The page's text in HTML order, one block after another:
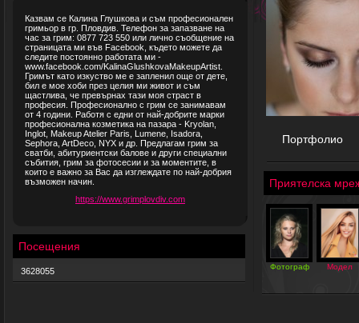
Казвам се Калина Глушкова и съм професионален
гримьор в гр. Пловдив. Телефон за запазване на
час за грим: 0877 723 550 или лично съобщение на
страницата ми във Facebook, където можете да
следите постоянно работата ми -
www.facebook.com/KalinaGlushkovaMakeupArtist.
Гримът като изкуство ме е запленил още от дете,
бил е мое хоби през целия ми живот и съм
щастлива, че превърнах тази моя страст в
професия. Професионално с грим се занимавам
от 4 години. Работя с едни от най-добрите марки
професионална козметика на пазара - Kryolan,
Inglot, Makeup Atelier Paris, Lumene, Isadora,
Sephora, ArtDeco, NYX и др. Предлагам грим за
сватби, абитуриентски балове и други специални
събития, грим за фотосесии и за моментите, в
които е важно за Вас да изглеждате по най-добрия
възможен начин.
https://www.grimplovdiv.com
Посещения
3628055
Портфолио
Приятелска
Фотограф Модел